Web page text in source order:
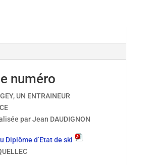
numéro
UN ENTRAINEUR
par Jean DAUDIGNON
Diplôme d’Etat de ski